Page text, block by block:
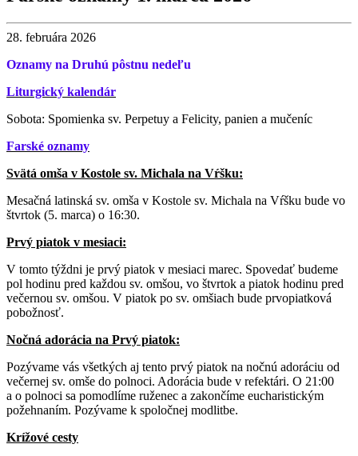
28. februára 2026
Oznamy na Druhú pôstnu nedeľu
Liturgický kalendár
Sobota: Spomienka sv. Perpetuy a Felicity, panien a mučeníc
Farské oznamy
Svätá omša v Kostole sv. Michala na Vŕšku:
Mesačná latinská sv. omša v Kostole sv. Michala na Vŕšku bude vo
štvrtok (5. marca) o 16:30.
Prvý piatok v mesiaci:
V tomto týždni je prvý piatok v mesiaci marec. Spovedať budeme
pol hodinu pred každou sv. omšou, vo štvrtok a piatok hodinu pred
večernou sv. omšou. V piatok po sv. omšiach bude prvopiatková
pobožnosť.
Nočná adorácia na Prvý piatok:
Pozývame vás všetkých aj tento prvý piatok na nočnú adoráciu od
večernej sv. omše do polnoci. Adorácia bude v refektári. O 21:00
a o polnoci sa pomodlíme ruženec a zakončíme eucharistickým
požehnaním. Pozývame k spoločnej modlitbe.
Krížové cesty